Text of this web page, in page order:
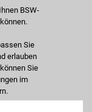
BSW-
Sie
erlauben
Sie
im